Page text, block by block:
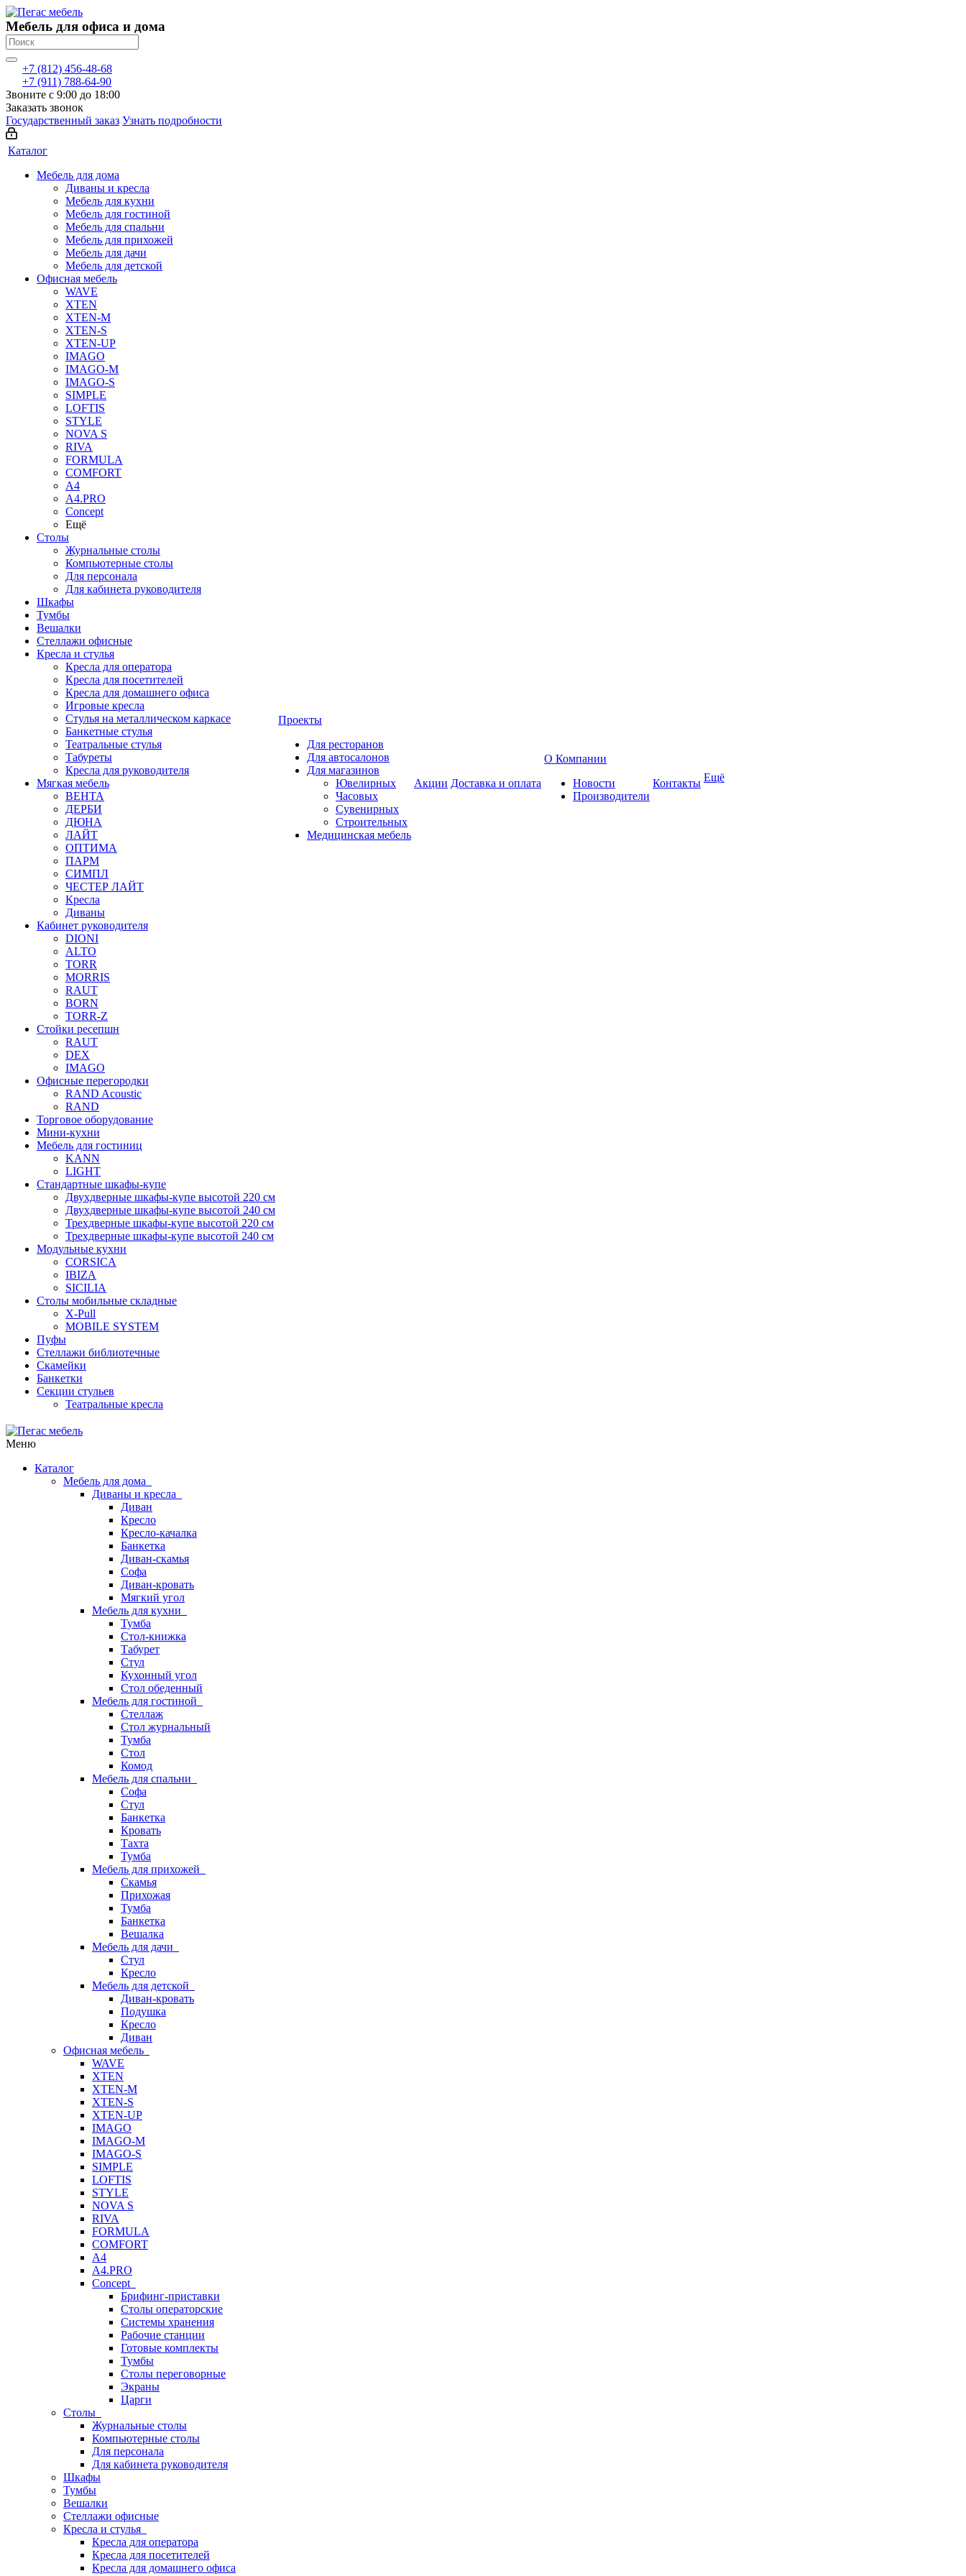
Мебель для офиса и дома
+7 (812) 456-48-68
+7 (911) 788-64-90
Звоните с 9:00 до 18:00
Заказать звонок
Государственный заказ Узнать подробности
Каталог
Мебель для дома
Диваны и кресла
Мебель для кухни
Мебель для гостиной
Мебель для спальни
Мебель для прихожей
Мебель для дачи
Мебель для детской
Офисная мебель
WAVE
XTEN
XTEN-M
XTEN-S
XTEN-UP
IMAGO
IMAGO-M
IMAGO-S
SIMPLE
LOFTIS
STYLE
NOVA S
RIVA
FORMULA
COMFORT
A4
A4.PRO
Concept
Ещё
Столы
Журнальные столы
Компьютерные столы
Для персонала
Для кабинета руководителя
Шкафы
Тумбы
Вешалки
Стеллажи офисные
Кресла и стулья
Кресла для оператора
Кресла для посетителей
Кресла для домашнего офиса
Игровые кресла
Стулья на металлическом каркасе
Банкетные стулья
Театральные стулья
Табуреты
Кресла для руководителя
Мягкая мебель
ВЕНТА
ДЕРБИ
ДЮНА
ЛАЙТ
ОПТИМА
ПАРМ
СИМПЛ
ЧЕСТЕР ЛАЙТ
Кресла
Диваны
Кабинет руководителя
DIONI
ALTO
TORR
MORRIS
RAUT
BORN
TORR-Z
Стойки ресепшн
RAUT
DEX
IMAGO
Офисные перегородки
RAND Acoustic
RAND
Торговое оборудование
Мини-кухни
Мебель для гостиниц
KANN
LIGHT
Стандартные шкафы-купе
Двухдверные шкафы-купе высотой 220 см
Двухдверные шкафы-купе высотой 240 см
Трехдверные шкафы-купе высотой 220 см
Трехдверные шкафы-купе высотой 240 см
Модульные кухни
CORSICA
IBIZA
SICILIA
Столы мобильные складные
X-Pull
MOBILE SYSTEM
Пуфы
Стеллажи библиотечные
Скамейки
Банкетки
Секции стульев
Театральные кресла
Проекты
Для ресторанов
Для автосалонов
Для магазинов
Ювелирных
Часовых
Сувенирных
Строительных
Медицинская мебель
Акции Доставка и оплата
О Компании
Новости
Производители
Контакты Ещё
Меню
Каталог
Мебель для дома
Диваны и кресла
Диван
Кресло
Кресло-качалка
Банкетка
Диван-скамья
Софа
Диван-кровать
Мягкий угол
Мебель для кухни
Тумба
Стол-книжка
Табурет
Стул
Кухонный угол
Стол обеденный
Мебель для гостиной
Стеллаж
Стол журнальный
Тумба
Стол
Комод
Мебель для спальни
Софа
Стул
Банкетка
Кровать
Тахта
Тумба
Мебель для прихожей
Скамья
Прихожая
Тумба
Банкетка
Вешалка
Мебель для дачи
Стул
Кресло
Мебель для детской
Диван-кровать
Подушка
Кресло
Диван
Офисная мебель
WAVE
XTEN
XTEN-M
XTEN-S
XTEN-UP
IMAGO
IMAGO-M
IMAGO-S
SIMPLE
LOFTIS
STYLE
NOVA S
RIVA
FORMULA
COMFORT
A4
A4.PRO
Concept
Брифинг-приставки
Столы операторские
Системы хранения
Рабочие станции
Готовые комплекты
Тумбы
Столы переговорные
Экраны
Царги
Столы
Журнальные столы
Компьютерные столы
Для персонала
Для кабинета руководителя
Шкафы
Тумбы
Вешалки
Стеллажи офисные
Кресла и стулья
Кресла для оператора
Кресла для посетителей
Кресла для домашнего офиса